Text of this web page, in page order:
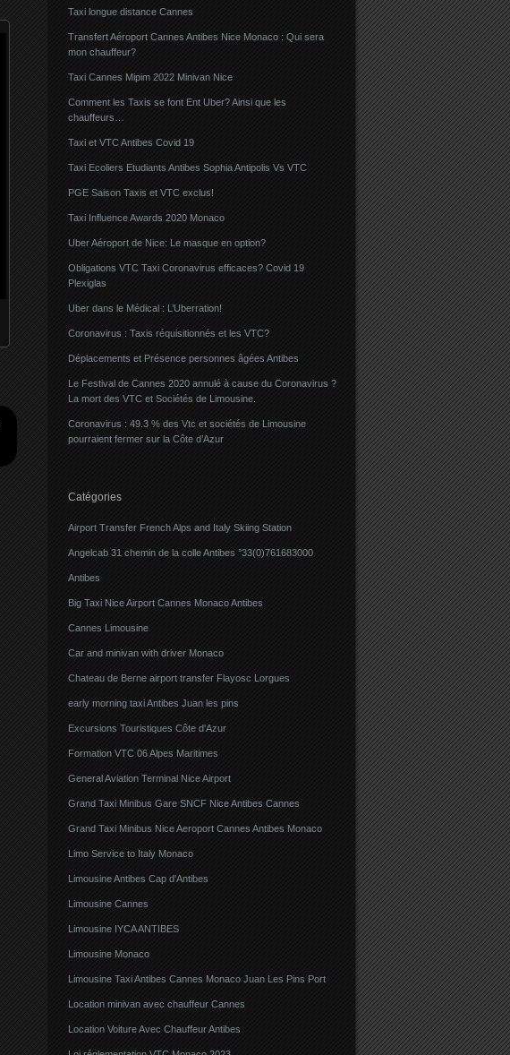
Taxi longue distance Cannes
Transfert Aéroport Cannes Antibes Nice Monaco : Qui sera
mon chauffeur?
Taxi Cannes Mipim 2022 Minivan Nice
Comment les Taxis se font Ent Uber? Ainsi que les
chauffeurs…
Taxi et VTC Antibes Covid 19
Taxi Ecoliers Etudiants Antibes Sophia Antipolis Vs VTC
PGE Saison Taxis et VTC exclus!
Taxi Influence Awards 2020 Monaco
Uber Aéroport de Nice: Le masque en option?
Obligations VTC Taxi Coronavirus efficaces? Covid 19
Plexiglas
Uber dans le Médical : L’Uberration!
Coronavirus : Taxis réquisitionnés et les VTC?
Déplacements et Présence personnes âgées Antibes
Le Festival de Cannes 2020 annulé à cause du Coronavirus ?
La mort des VTC et Sociétés de Limousine.
Coronavirus : 49.3 % des Vtc et sociétés de Limousine
pourraient fermer sur la Côte d’Azur
Catégories
Airport Transfer French Alps and Italy Skiing Station
Angelcab 31 chemin de la colle Antibes °33(0)761683000
Antibes
Big Taxi Nice Airport Cannes Monaco Antibes
Cannes Limousine
Car and minivan with driver Monaco
Chateau de Berne airport transfer Flayosc Lorgues
early morning taxi Antibes Juan les pins
Excursions Touristiques Côte d'Azur
Formation VTC 06 Alpes Maritimes
General Aviation Terminal Nice Airport
Grand Taxi Minibus Gare SNCF Nice Antibes Cannes
Grand Taxi Minibus Nice Aeroport Cannes Antibes Monaco
Limo Service to Italy Monaco
Limousine Antibes Cap d'Antibes
Limousine Cannes
Limousine IYCA ANTIBES
Limousine Monaco
Limousine Taxi Antibes Cannes Monaco Juan Les Pins Port
Location minivan avec chauffeur Cannes
Location Voiture Avec Chauffeur Antibes